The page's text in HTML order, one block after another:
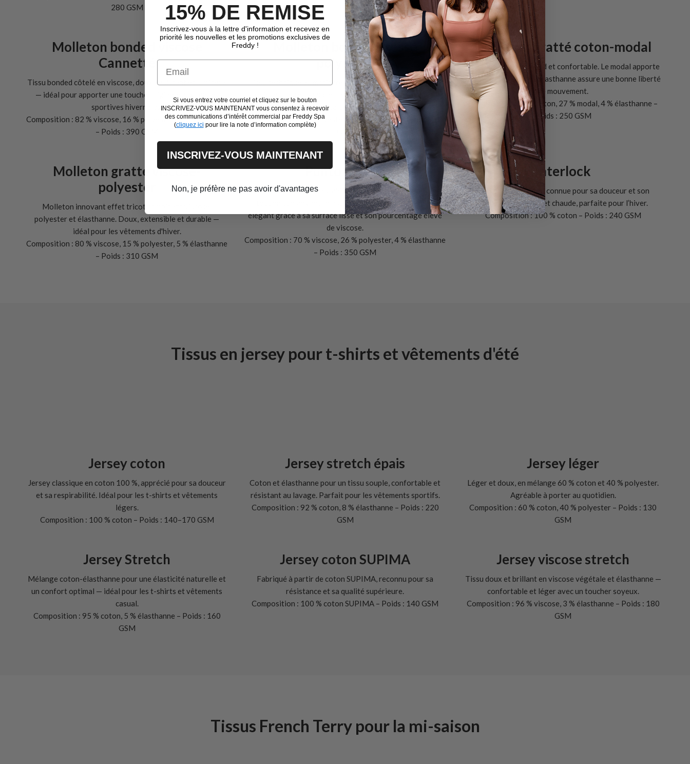
280 GSM
Molleton bonded viscose
Cannetté
Tissu bonded côtelé en viscose, doux, résistant et lumineux
— idéal pour apporter une touche originale aux tenues
sportives hivernales.
Composition : 82 % viscose, 16 % polyester, 2 % élasthanne
– Poids : 390 GSM
Molleton bonded tressé
polyester
Tissu technique au motif tressé rappelant les pulls d'hiver
classiques. Léger, chaud et résistant — parfait pour sweats
et pantalons outdoor.
Composition : 95 % polyester, 5 % élasthanne – Poids : 310
GSM
Molleton gratté coton-modal
Tissu molletonné chaud et confortable. Le modal apporte
douceur et brillance, l'élasthanne assure une bonne liberté
de mouvement.
Composition : 69 % coton, 27 % modal, 4 % élasthanne –
Poids : 250 GSM
Molleton gratté viscose-
polyester
Molleton innovant effet tricot combinant viscose,
polyester et élasthanne. Doux, extensible et durable —
idéal pour les vêtements d'hiver.
Composition : 80 % viscose, 15 % polyester, 5 % élasthanne
– Poids : 310 GSM
Punto Milano
Maille plate imitant la stabilité d’un tissu chaîne et trame
tout en conservant l’élasticité du jersey. Résistant et
élégant grâce à sa surface lisse et son pourcentage élevé
de viscose.
Composition : 70 % viscose, 26 % polyester, 4 % élasthanne
– Poids : 350 GSM
Interlock
Maille fine et serrée connue pour sa douceur et son
élasticité. Robuste et chaude, parfaite pour l’hiver.
Composition : 100 % coton – Poids : 240 GSM
Tissus en jersey pour t-shirts et vêtements d'été
Jersey coton
Jersey classique en coton 100 %, apprécié pour sa douceur
et sa respirabilité. Idéal pour les t-shirts et vêtements
légers.
Composition : 100 % coton – Poids : 140–170 GSM
Jersey stretch épais
Coton et élasthanne pour un tissu souple, confortable et
résistant au lavage. Parfait pour les vêtements sportifs.
Composition : 92 % coton, 8 % élasthanne – Poids : 220
GSM
Jersey léger
Léger et doux, en mélange 60 % coton et 40 % polyester.
Agréable à porter au quotidien.
Composition : 60 % coton, 40 % polyester – Poids : 130
GSM
Jersey Stretch
Mélange coton-élasthanne pour une élasticité naturelle et
un confort optimal — idéal pour les t-shirts et vêtements
casual.
Composition : 95 % coton, 5 % élasthanne – Poids : 160
GSM
Jersey coton SUPIMA
Fabriqué à partir de coton SUPIMA, reconnu pour sa
résistance et sa qualité supérieure.
Composition : 100 % coton SUPIMA – Poids : 140 GSM
Jersey viscose stretch
Tissu doux et brillant en viscose végétale et élasthanne —
confortable et léger avec un toucher soyeux.
Composition : 96 % viscose, 3 % élasthanne – Poids : 180
GSM
Tissus French Terry pour la mi-saison
15% DE REMISE
Inscrivez-vous à la lettre d'information et recevez en
priorité les nouvelles et les promotions exclusives de
Freddy !
Email
Si vous entrez votre courriel et cliquez sur le bouton
INSCRIVEZ-VOUS MAINTENANT vous consentez à recevoir
des communications d’intérêt commercial par Freddy Spa
(cliquez ici pour lire la note d’information complète)
INSCRIVEZ-VOUS MAINTENANT
Non, je préfère ne pas avoir d'avantages